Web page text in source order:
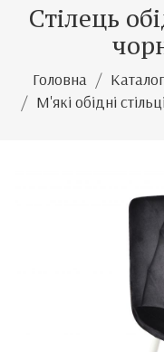
Стілець
Головна Каталог
М'які обідні